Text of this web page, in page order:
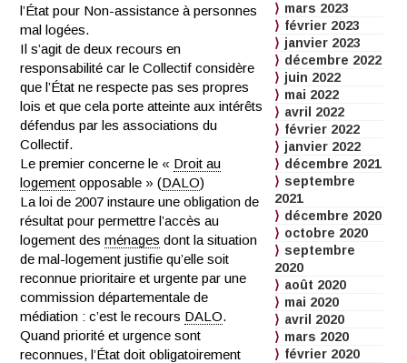
l’État pour Non-assistance à personnes
mal logées.
Il s’agit de deux recours en
responsabilité car le Collectif considère
que l’État ne respecte pas ses propres
lois et que cela porte atteinte aux intérêts
défendus par les associations du
Collectif.
Le premier concerne le « Droit au
logement opposable » (DALO)
La loi de 2007 instaure une obligation de
résultat pour permettre l’accès au
logement desménages dont la situation
de mal-logement justifie qu’elle soit
reconnue prioritaire et urgente par une
commission départementale de
médiation : c’est le recours DALO.
Quand priorité et urgence sont
reconnues, l’État doit obligatoirement
mars 2023
février 2023
janvier 2023
décembre 2022
juin 2022
mai 2022
avril 2022
février 2022
janvier 2022
décembre 2021
septembre
2021
décembre 2020
octobre 2020
septembre
2020
août 2020
mai 2020
avril 2020
mars 2020
février 2020